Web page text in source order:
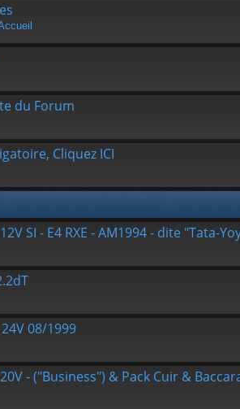
du Forum
Cliquez ICI
SI - E4 RXE - AM1994 - dite "Tata-
08/1999
- ("Business") & Pack Cuir &